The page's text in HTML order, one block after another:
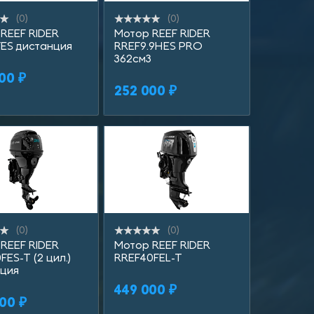
в 1 клик
В корзину
(0)
RIDER
дистанция
₽
Купить в 1 клик
(0)
Мотор REEF RIDER
RREF9.9HES PRO
362см3
252 000 ₽
в 1 клик
(0)
RIDER
T (2 цил.)
₽
Купить в 1 клик
В корзину
(0)
Мотор REEF RIDER
RREF40FEL-T
449 000 ₽